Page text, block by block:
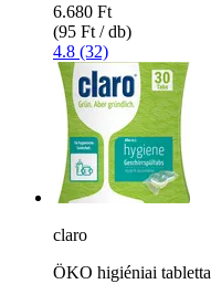
6.680 Ft
(95 Ft / db)
4.8 (32)
claro
ÖKO higiéniai tabletta